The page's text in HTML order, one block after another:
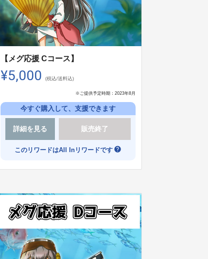
【メグ応援 Cコース】
¥5,000 (税込/送料込)
※ご提供予定時期： 2023年8月
今すぐ購入して、支援できます
詳細を見る 販売終了
このリワードはAll Inリワードです help